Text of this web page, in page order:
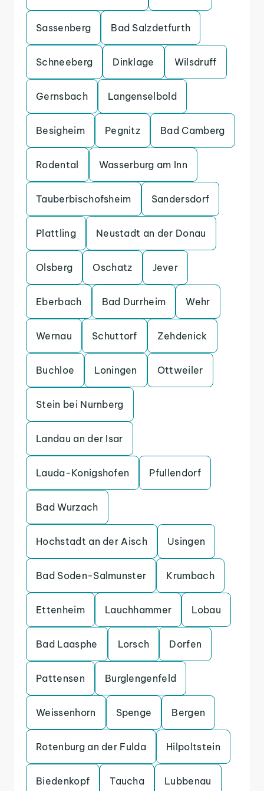
Sassenberg Bad Salzdetfurth
Schneeberg Dinklage Wilsdruff
Gernsbach Langenselbold
Besigheim Pegnitz Bad Camberg
Rodental Wasserburg am Inn
Tauberbischofsheim Sandersdorf
Plattling Neustadt an der Donau
Olsberg Oschatz Jever
Eberbach Bad Durrheim Wehr
Wernau Schuttorf Zehdenick
Buchloe Loningen Ottweiler
Stein bei Nurnberg
Landau an der Isar
Lauda-Konigshofen Pfullendorf
Bad Wurzach
Hochstadt an der Aisch Usingen
Bad Soden-Salmunster Krumbach
Ettenheim Lauchhammer Lobau
Bad Laasphe Lorsch Dorfen
Pattensen Burglengenfeld
Weissenhorn Spenge Bergen
Rotenburg an der Fulda Hilpoltstein
Biedenkopf Taucha Lubbenau